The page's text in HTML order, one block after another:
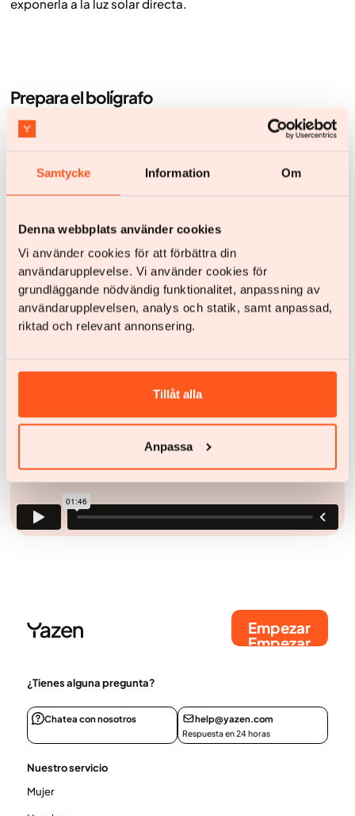
Samtycke Information Om
Denna webbplats använder cookies
Vi använder cookies för att förbättra din
användarupplevelse. Vi använder cookies för
grundläggande nödvändig funktionalitet, anpassning av
användarupplevelsen, analys och statik, samt anpassad,
riktad och relevant annonsering.
Tillåt alla
Anpassa
exponerla a la luz solar directa.
Prepara el bolígrafo
Tome la inyección
Empezar
Empezar
¿Tienes alguna pregunta?
Chatea con nosotros help@yazen.com
Respuesta en 24 horas
Nuestro servicio
Mujer